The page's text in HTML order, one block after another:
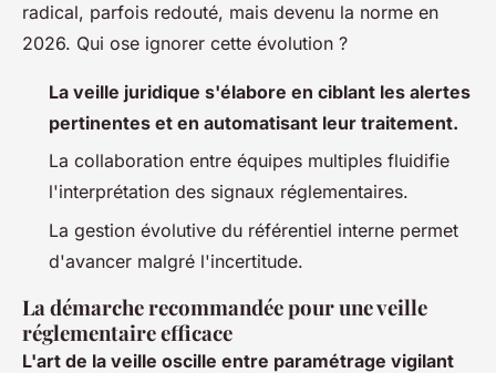
radical, parfois redouté, mais devenu la norme en
2026. Qui ose ignorer cette évolution ?
La veille juridique s'élabore en ciblant les alertes
pertinentes et en automatisant leur traitement.
La collaboration entre équipes multiples fluidifie
l'interprétation des signaux réglementaires.
La gestion évolutive du référentiel interne permet
d'avancer malgré l'incertitude.
La démarche recommandée pour une veille
réglementaire efficace
L'art de la veille oscille entre paramétrage vigilant